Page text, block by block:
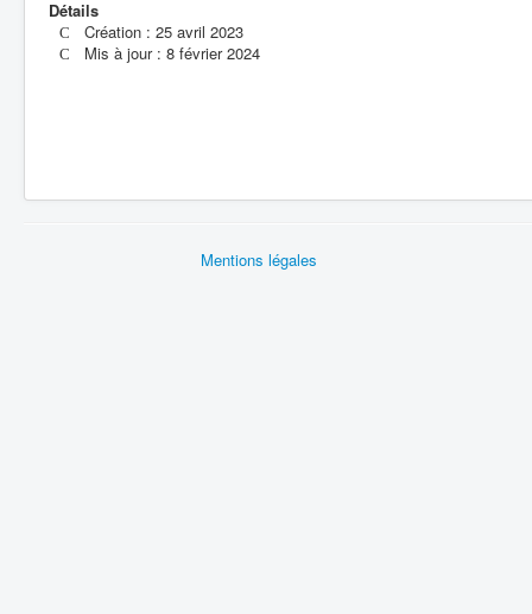
Détails
Création : 25 avril 2023
Mis à jour : 8 février 2024
Mentions légales